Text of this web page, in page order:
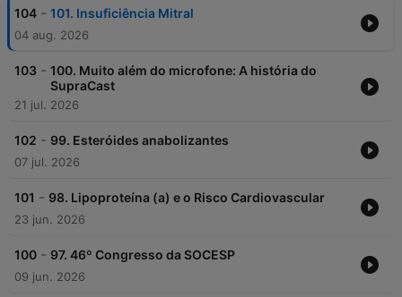
104 - 101. Insuficiência Mitral
04 aug. 2026
103 - 100. Muito além do microfone: A história do
SupraCast
21 jul. 2026
102 - 99. Esteróides anabolizantes
07 jul. 2026
101 - 98. Lipoproteína (a) e o Risco Cardiovascular
23 jun. 2026
100 - 97. 46º Congresso da SOCESP
09 jun. 2026